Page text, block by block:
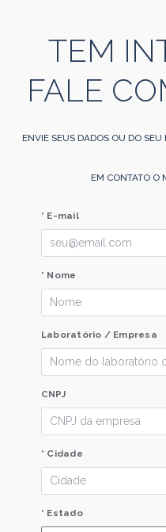
TEM
FALE
ENVIE SEUS DADOS OU DO
EM CONTATO O
* E-mail
* Nome
Laboratório / Empresa
CNPJ
* Cidade
* Estado